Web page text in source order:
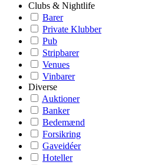
Clubs & Nightlife
Barer
Private Klubber
Pub
Stripbarer
Venues
Vinbarer
Diverse
Auktioner
Banker
Bedemænd
Forsikring
Gaveidéer
Hoteller